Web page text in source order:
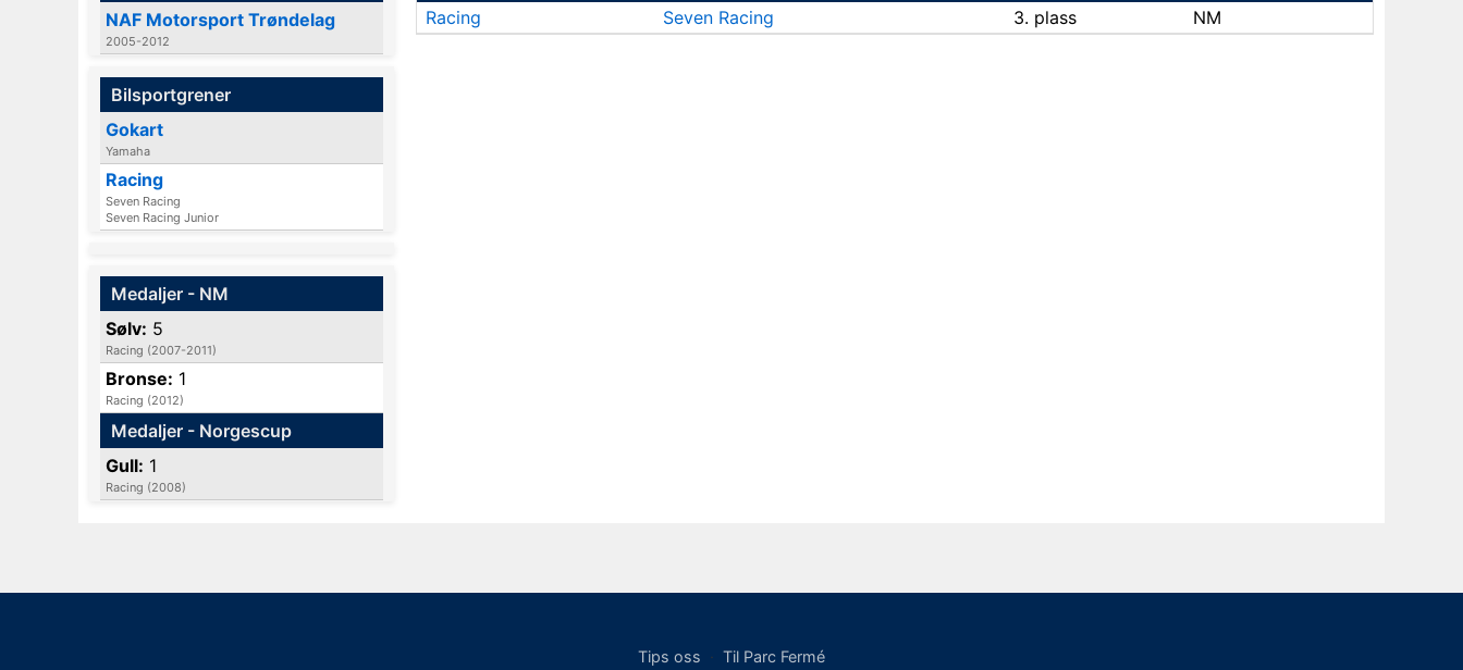
NAF Motorsport Trøndelag
2005-2012
Bilsportgrener
Gokart
Yamaha
Racing
Seven Racing
Seven Racing Junior
Medaljer - NM
Sølv: 5
Racing (2007-2011)
Bronse: 1
Racing (2012)
Medaljer - Norgescup
Gull: 1
Racing (2008)
Racing
Seven Racing 3. plass NM
Tips oss · Til Parc Fermé